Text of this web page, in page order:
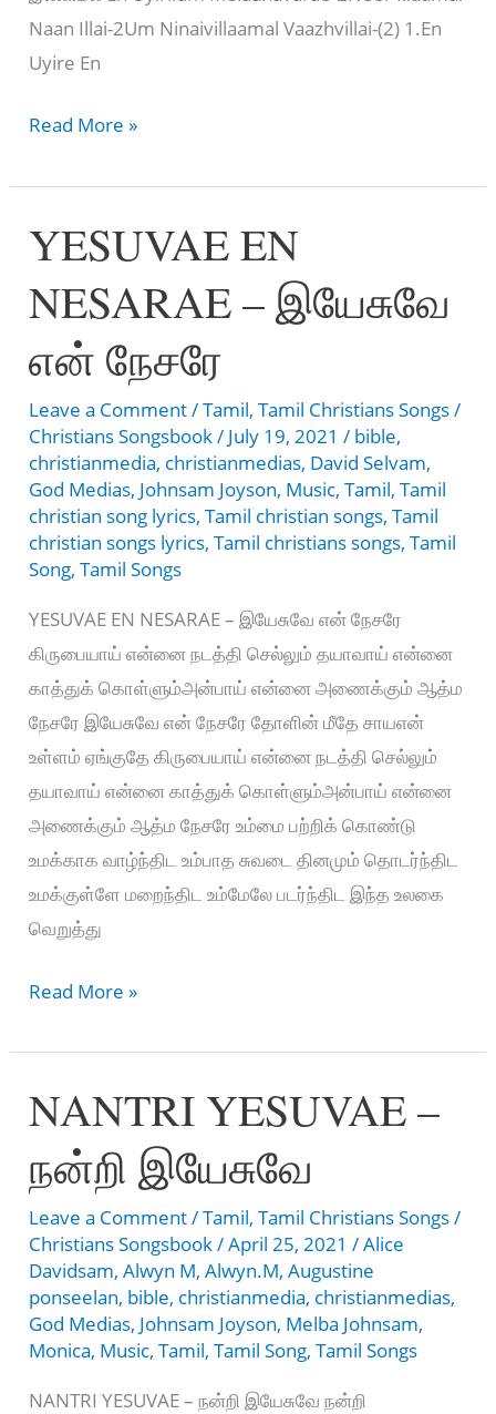
Naan Illai-2Um Ninaivillaamal Vaazhvillai-(2) 1.En
Uyire En
EN
MELANAVARAE
–
என்
உயிரிலும்
Read More »
YESUVAE EN
NESARAE – இயேசுவே
என் நேசரே
Leave a Comment/Tamil,Tamil Christians Songs/
Christians Songsbook/ July 19, 2021/ bible,
christianmedia, christianmedias, David Selvam,
God Medias, Johnsam Joyson, Music,Tamil,Tamil
christian song lyrics,Tamil christian songs,Tamil
christian songs lyrics,Tamil christians songs,Tamil
Song,Tamil Songs
YESUVAE EN NESARAE – இயேசுவே என் நேசரே
கிருபையாய் என்னை நடத்தி செல்லும் தயாவாய் என்னை
காத்துக் கொள்ளும்அன்பாய் என்னை அணைக்கும் ஆத்ம
நேசரே இயேசுவே என் நேசரே தோளின் மீதே சாயஎன்
உள்ளம் ஏங்குதே கிருபையாய் என்னை நடத்தி செல்லும்
தயாவாய் என்னை காத்துக் கொள்ளும்அன்பாய் என்னை
அணைக்கும் ஆத்ம நேசரே உம்மை பற்றிக் கொண்டு
உமக்காக வாழ்ந்திட உம்பாத சுவடை தினமும் தொடர்ந்திட
உமக்குள்ளே மறைந்திட உம்மேலே படர்ந்திட இந்த உலகை
வெறுத்து
YESUVAE
NESARAE
–
இயேசுவே
என்
நேசரே
Read More »
NANTRI YESUVAE –
நன்றி இயேசுவே
Leave a Comment/Tamil,Tamil Christians Songs/
Christians Songsbook/April 25, 2021/Alice
Davidsam,Alwyn M,Alwyn.M,Augustine
ponseelan, bible, christianmedia, christianmedias,
God Medias, Johnsam Joyson, Melba Johnsam,
Monica, Music,Tamil,Tamil Song,Tamil Songs
NANTRI YESUVAE – நன்றி இயேசுவே நன்றி